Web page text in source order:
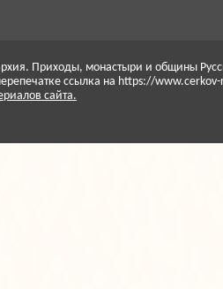
Приходы, монастыри и общины
ссылка на https://www.cerkov-
сайта.